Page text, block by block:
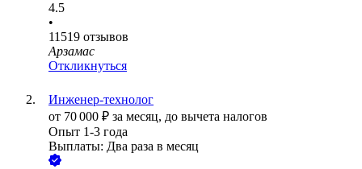
4.5
•
11519 отзывов
Арзамас
Откликнуться
Инженер-технолог
от 70 000 ₽ за месяц, до вычета налогов
Опыт 1-3 года
Выплаты: Два раза в месяц